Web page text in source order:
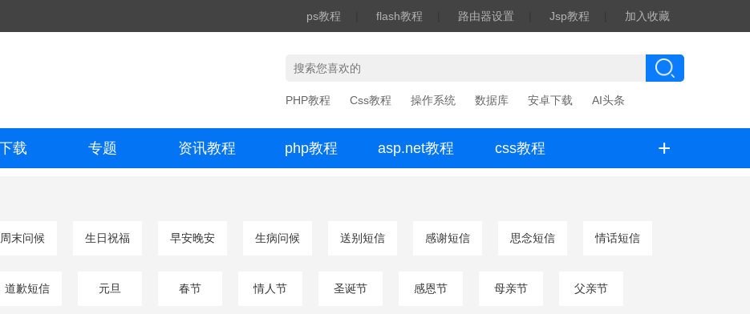
ps教程 flash教程 路由器设置 Jsp教程 加入收藏
PHP教程 Css教程 操作系统 数据库 安卓下载 AI头条
载 专题 资讯教程 php教程 asp.net教程 css教程 +
周末问候 生日祝福 早安晚安 生病问候 送别短信 感谢短信 思念短信 情话短信
道歉短信 元旦 春节 情人节 圣诞节 感恩节 母亲节 父亲节